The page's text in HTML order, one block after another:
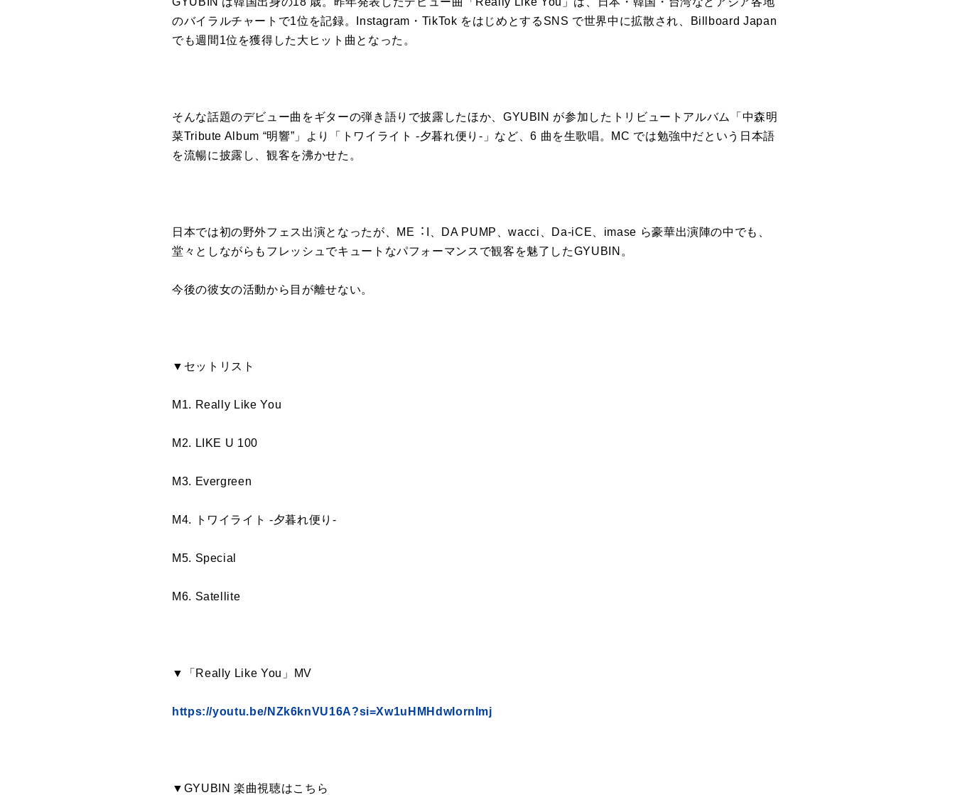
のバイラルチャートで1位を記録。Instagram・TikTok をはじめとするSNS で世界中に拡散され、Billboard Japan
でも週間1位を獲得した⼤ヒット曲となった。
そんな話題のデビュー曲をギターの弾き語りで披露したほか、GYUBIN が参加したトリビュートアルバム「中森明
菜Tribute Album “明響”」より「トワイライト -⼣暮れ便り-」など、6 曲を⽣歌唱。MC では勉強中だという⽇本語
を流暢に披露し、観客を沸かせた。
⽇本では初の野外フェス出演となったが、ME︓I、DA PUMP、wacci、Da-iCE、imase ら豪華出演陣の中でも、
堂々としながらもフレッシュでキュートなパフォーマンスで観客を魅了したGYUBIN。
今後の彼⼥の活動から⽬が離せない。
▼セットリスト
M1. Really Like You
M2. LIKE U 100
M3. Evergreen
M4. トワイライト -⼣暮れ便り-
M5. Special
M6. Satellite
▼「Really Like You」MV
https://youtu.be/NZk6knVU16A?si=Xw1uHMHdwIornImj
▼GYUBIN 楽曲視聴はこちら